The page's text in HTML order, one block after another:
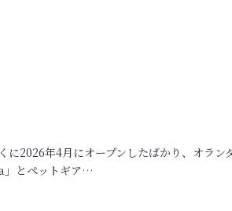
に2026年4月にオープンしたばかり、オラン
」とペットギア…